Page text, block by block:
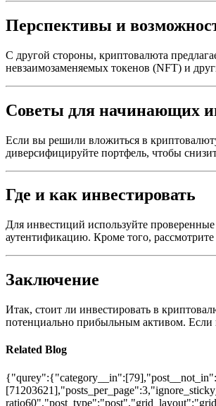
Перспективы и
С другой стороны, криптовалюта
невзаимозаменяемых токенов (NFT) и
Советы для начинающих
Если вы решили вложиться в
диверсифицируйте портфель, чтобы
Где и как инвестировать
Для инвестиций используйте
аутентификацию. Кроме того,
Заключение
Итак, стоит ли инвестировать в
потенциально прибыльным активом.
Related Blog
{"qurey":{"category__in":[79],"post__not_in":